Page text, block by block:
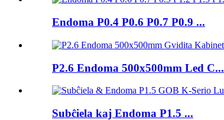
Endoma P0.4 P0.6 P0.7 P0.9 ...
P2.6 Endoma 500x500mm Led C...
Subĉiela kaj Endoma P1.5 ...